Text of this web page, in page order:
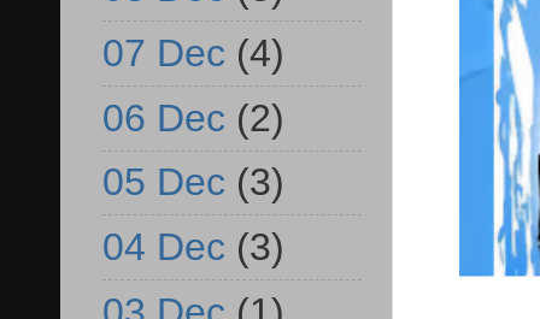
07 Dec (4)
06 Dec (2)
05 Dec (3)
04 Dec (3)